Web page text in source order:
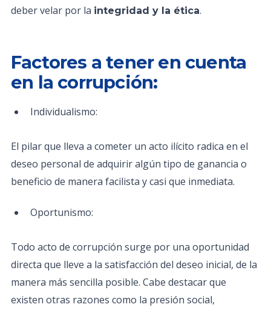
deber velar por la integridad y la ética.
Factores a tener en cuenta
en la corrupción:
Individualismo:
El pilar que lleva a cometer un acto ilícito radica en el
deseo personal de adquirir algún tipo de ganancia o
beneficio de manera facilista y casi que inmediata.
Oportunismo:
Todo acto de corrupción surge por una oportunidad
directa que lleve a la satisfacción del deseo inicial, de la
manera más sencilla posible. Cabe destacar que
existen otras razones como la presión social,